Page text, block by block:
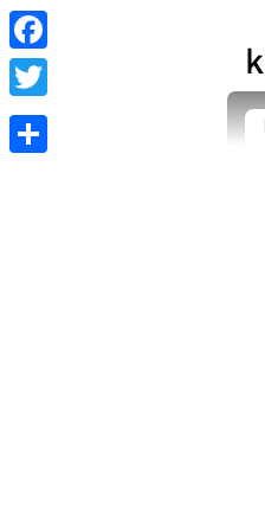
Facebook
Twitter